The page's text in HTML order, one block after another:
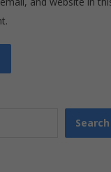
Search